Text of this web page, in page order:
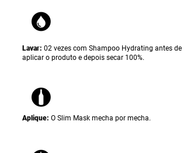
Lavar: 02 vezes com Shampoo Hydrating antes de
aplicar o produto e depois secar 100%.
Aplique: O Slim Mask mecha por mecha.